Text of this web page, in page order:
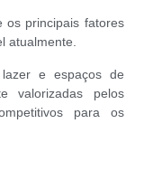
os principais fatores
atualmente.
e espaços de
valorizadas pelos
para os